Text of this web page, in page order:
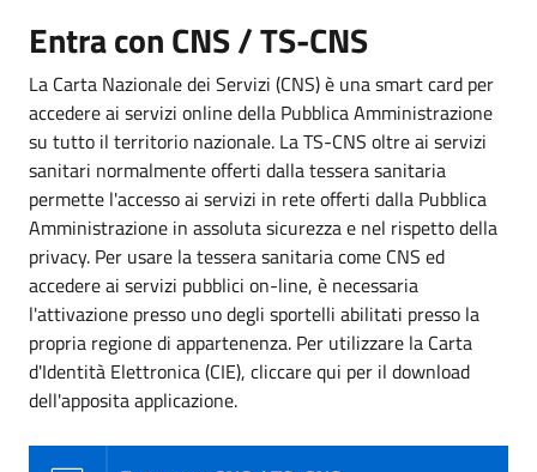
Entra con CNS / TS-CNS
La Carta Nazionale dei Servizi (CNS) è una smart card per
accedere ai servizi online della Pubblica Amministrazione
su tutto il territorio nazionale. La TS-CNS oltre ai servizi
sanitari normalmente offerti dalla tessera sanitaria
permette l'accesso ai servizi in rete offerti dalla Pubblica
Amministrazione in assoluta sicurezza e nel rispetto della
privacy. Per usare la tessera sanitaria come CNS ed
accedere ai servizi pubblici on-line, è necessaria
l'attivazione presso uno degli sportelli abilitati presso la
propria regione di appartenenza. Per utilizzare la Carta
d'Identità Elettronica (CIE), cliccare qui per il download
dell'apposita applicazione.